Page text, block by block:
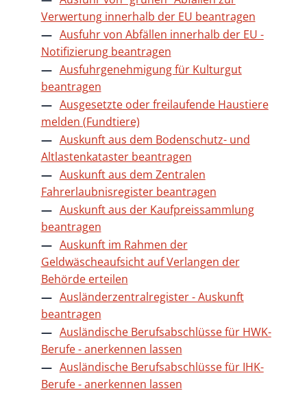
Verwertung innerhalb der EU beantragen
Ausfuhr von Abfällen innerhalb der EU -
Notifizierung beantragen
Ausfuhrgenehmigung für Kulturgut
beantragen
Ausgesetzte oder freilaufende Haustiere
melden (Fundtiere)
Auskunft aus dem Bodenschutz- und
Altlastenkataster beantragen
Auskunft aus dem Zentralen
Fahrerlaubnisregister beantragen
Auskunft aus der Kaufpreissammlung
beantragen
Auskunft im Rahmen der
Geldwäscheaufsicht auf Verlangen der
Behörde erteilen
Ausländerzentralregister - Auskunft
beantragen
Ausländische Berufsabschlüsse für HWK-
Berufe - anerkennen lassen
Ausländische Berufsabschlüsse für IHK-
Berufe - anerkennen lassen